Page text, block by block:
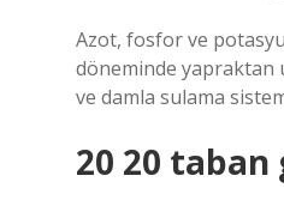
Azot, fosfor ve
döneminde yapraktan
ve damla sulama
20 20 taban